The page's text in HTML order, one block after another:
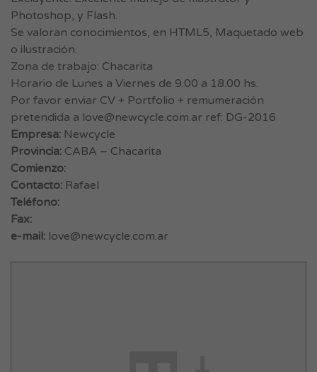
Photoshop, y Flash.
Se valoran conocimientos, en HTML5, Maquetado web
o ilustración.
Zona de trabajo: Chacarita
Horario de Lunes a Viernes de 9.00 a 18.00 hs.
Por favor enviar CV + Portfolio + remumeración
pretendida a love@newcycle.com.ar ref: DG-2016
Empresa: Newcycle
Provincia: CABA – Chacarita
Comienzo:
Contacto: Rafael
Teléfono:
Fax:
e-mail: love@newcycle.com.ar